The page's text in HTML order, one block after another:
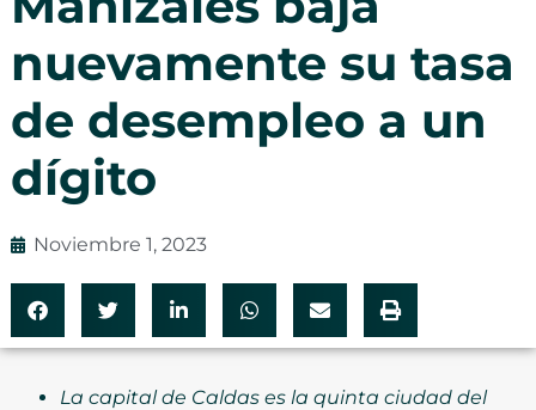
nuevamente su tasa
de desempleo a un
dígito
Noviembre 1, 2023
La capital de Caldas es la quinta ciudad del